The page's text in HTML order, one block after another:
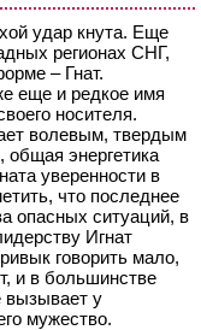
удар кнута. Еще
регионах СНГ,
– Гнат.
еще и редкое имя
носителя.
волевым, твердым
общая энергетика
уверенности в
что последнее
опасных ситуаций, в
Игнат
говорить мало,
и в большинстве
вызывает у
мужество.